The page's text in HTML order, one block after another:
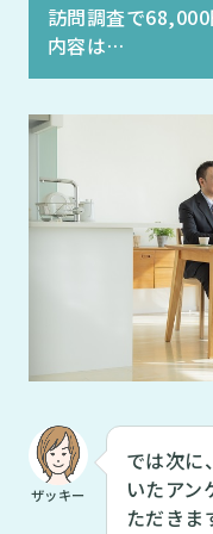
訪問調査で
内容は…
ザッキー
では次に
いたアン
ただきま